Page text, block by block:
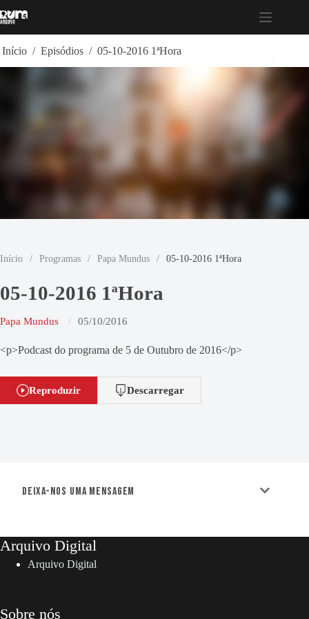
para
Início / Episódios / 05-10-2016 1ªHora
Início / Programas / Papa Mundus / 05-10-2016 1ªHora
05-10-2016 1ªHora
Papa Mundus 05/10/2016
<p>Podcast do programa de 5 de Outubro de 2016</p>
Reproduzir Descarregar
Deixa-nos uma mensagem
Arquivo Digital
Arquivo Digital
Sobre nós